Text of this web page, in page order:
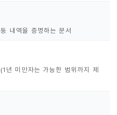
내역을 증명하는 문서
년 미만자는 가능한 범위까지 제